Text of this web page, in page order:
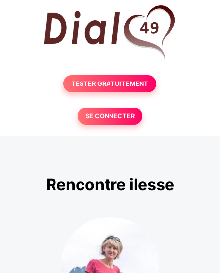
TESTER GRATUITEMENT
SE CONNECTER
Rencontre ilesse